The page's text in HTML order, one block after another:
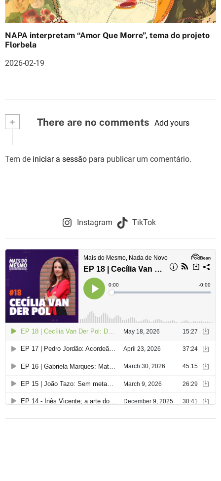
NAPA interpretam “Amor Que Morre”, tema do projeto
Florbela
2026-02-19
+ There are no comments Add yours
Tem de iniciar a sessão para publicar um comentário.
Instagram TikTok